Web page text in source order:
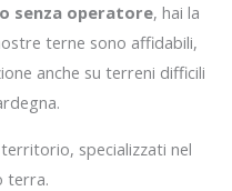
senza operatore, hai la
terne sono affidabili,
anche su terreni difficili
specializzati nel
terra.